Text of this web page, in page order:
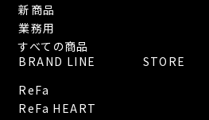
新商品
業務用
すべての商品
BRAND LINE
ReFa
ReFa HEART
STORE